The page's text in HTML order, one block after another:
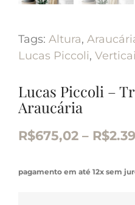
Tags: Altura,
Lucas Piccoli,
Lucas Piccoli –
Araucária
R$675,02 – R$
pagamento em até 12x sem